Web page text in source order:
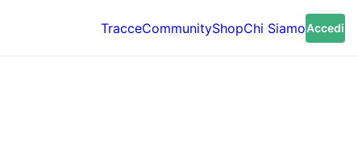
TracceCommunityShopChi SiamoAccedi